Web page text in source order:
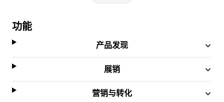
功能
产品发现
展销
营销与转化